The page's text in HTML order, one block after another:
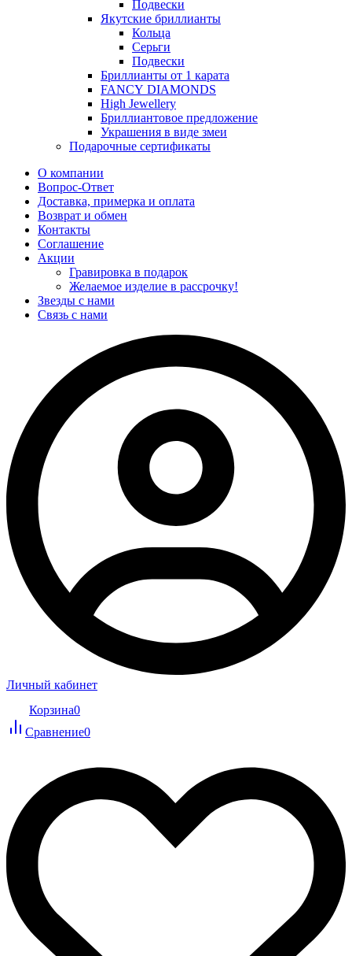
Подвески
Якутские бриллианты
Кольца
Серьги
Подвески
Бриллианты от 1 карата
FANCY DIAMONDS
High Jewellery
Бриллиантовое предложение
Украшения в виде змеи
Подарочные сертификаты
О компании
Вопрос-Ответ
Доставка, примерка и оплата
Возврат и обмен
Контакты
Соглашение
Акции
Гравировка в подарок
Желаемое изделие в рассрочку!
Звезды с нами
Связь с нами
Личный кабинет
Корзина0
Сравнение0